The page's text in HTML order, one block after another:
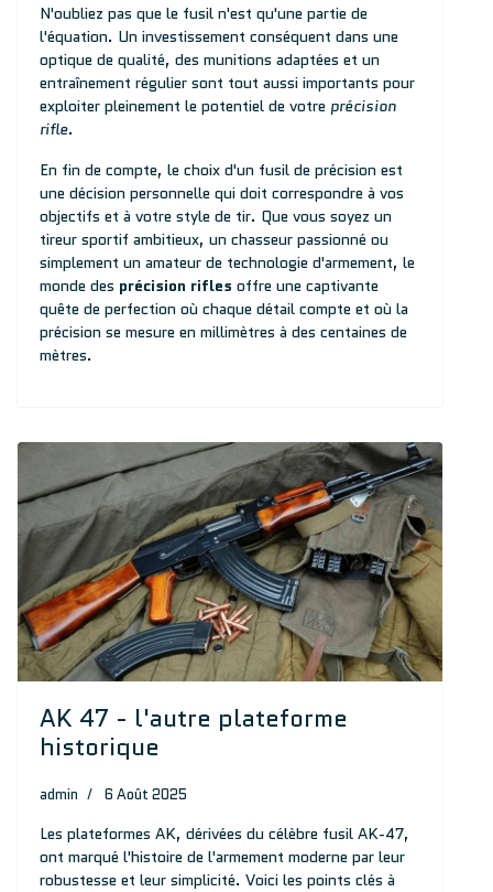
N'oubliez pas que le fusil n'est qu'une partie de
l'équation. Un investissement conséquent dans une
optique de qualité, des munitions adaptées et un
entraînement régulier sont tout aussi importants pour
exploiter pleinement le potentiel de votre précision
rifle.
En fin de compte, le choix d'un fusil de précision est
une décision personnelle qui doit correspondre à vos
objectifs et à votre style de tir. Que vous soyez un
tireur sportif ambitieux, un chasseur passionné ou
simplement un amateur de technologie d'armement, le
monde des précision rifles offre une captivante
quête de perfection où chaque détail compte et où la
précision se mesure en millimètres à des centaines de
mètres.
AK 47 - l'autre plateforme
historique
admin 6 Août 2025
Les plateformes AK, dérivées du célèbre fusil AK-47,
ont marqué l'histoire de l'armement moderne par leur
robustesse et leur simplicité. Voici les points clés à